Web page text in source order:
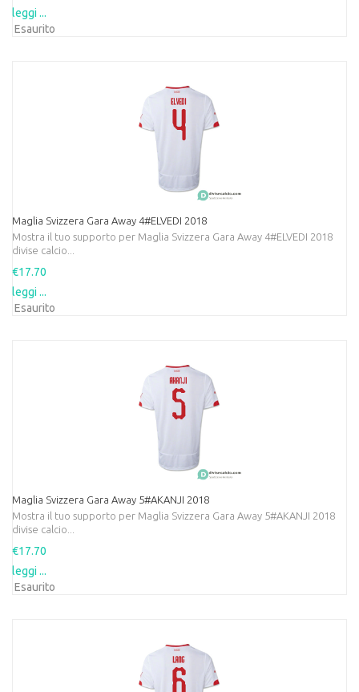
leggi ...
Esaurito
Maglia Svizzera Gara Away 4#ELVEDI 2018
Mostra il tuo supporto per Maglia Svizzera Gara Away 4#ELVEDI 2018
divise calcio...
€17.70
leggi ...
Esaurito
Maglia Svizzera Gara Away 5#AKANJI 2018
Mostra il tuo supporto per Maglia Svizzera Gara Away 5#AKANJI 2018
divise calcio...
€17.70
leggi ...
Esaurito